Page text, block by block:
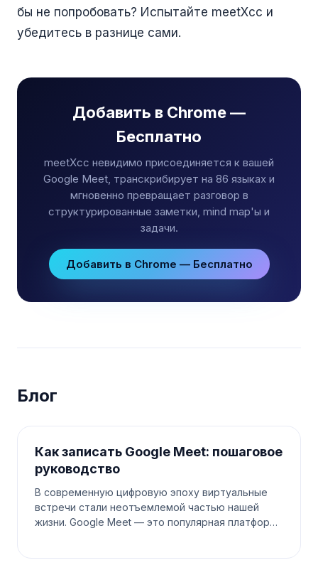
бы не попробовать? Испытайте meetXcc и
убедитесь в разнице сами.
Добавить в Chrome —
Бесплатно
meetXcc невидимо присоединяется к вашей
Google Meet, транскрибирует на 86 языках и
мгновенно превращает разговор в
структурированные заметки, mind map'ы и
задачи.
Добавить в Chrome — Бесплатно
Блог
Как записать Google Meet: пошаговое
руководство
В современную цифровую эпоху виртуальные
встречи стали неотъемлемой частью нашей
жизни. Google Meet — это популярная платформа